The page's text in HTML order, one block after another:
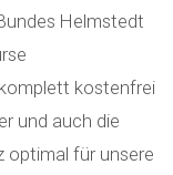
Helmstedt
kostenfrei
und auch die
optimal für unsere